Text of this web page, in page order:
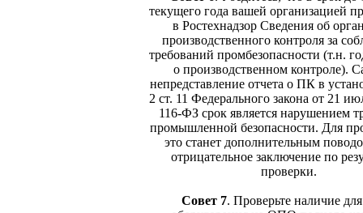
текущего года вашей организацией
в Ростехнадзор Сведения об
производственного контроля за
требований промбезопасности (т.н.
о производственном контроле).
непредставление отчета о ПК в
2 ст. 11 Федерального закона от 21
116-ФЗ срок является нарушением
промышленной безопасности. Для
это станет дополнительным
отрицательное заключение по
проверки.
Совет 7. Проверьте наличие